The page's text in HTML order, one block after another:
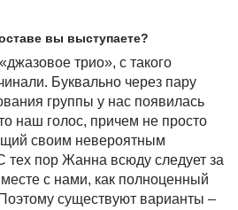
вы выступаете?
трио», с такого
Буквально через пару
группы у нас появилась
наш голос, причем не просто
своим невероятным
тех пор Жанна всюду следует за
с нами, как полноценный
существуют варианты –